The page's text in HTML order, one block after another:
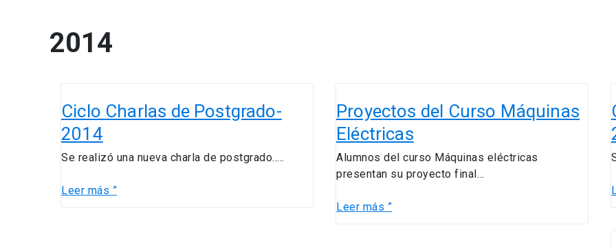
2014
Ciclo Charlas de Postgrado-
2014
Se realizó una nueva charla de postgrado…..
Charlas
de
Postgrado-
2014
Leer más ”
Proyectos del Curso Máquinas
Eléctricas
Alumnos del curso Máquinas eléctricas
presentan su proyecto final…
del
Curso
Máquinas
Eléctricas
Leer más ”